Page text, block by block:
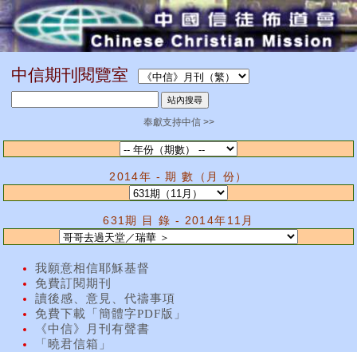
中信期刊閱覽室
奉獻支持中信 >>
2014年 - 期 數（月 份）
631期 目 錄 - 2014年11月
我願意相信耶穌基督
免費訂閱期刊
讀後感、意見、代禱事項
免費下載「簡體字PDF版」
《中信》月刊有聲書
「曉君信箱」